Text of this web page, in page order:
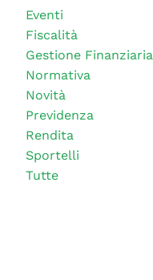
Eventi
Fiscalità
Gestione Finanziaria
Normativa
Novità
Previdenza
Rendita
Sportelli
Tutte